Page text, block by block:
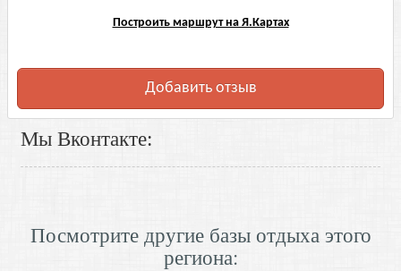
Построить маршрут на Я.Картах
Добавить отзыв
Мы Вконтакте:
Посмотрите другие базы отдыха этого
региона: